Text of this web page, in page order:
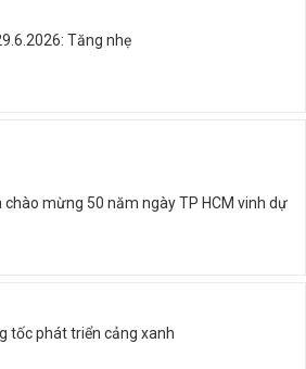
Tăng nhẹ
chào mừng 50 năm ngày TP HCM vinh dự
tốc phát triển cảng xanh